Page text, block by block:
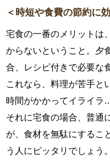
＜時短や食費の節約に
宅食の一番のメリットは
からないということ。夕
合、レシピ付きで必要な
これなら、料理が苦手と
時間がかかってイライラ
それに宅食の場合、普通
が、食材を無駄にするこ
う人にピッタリでしょう